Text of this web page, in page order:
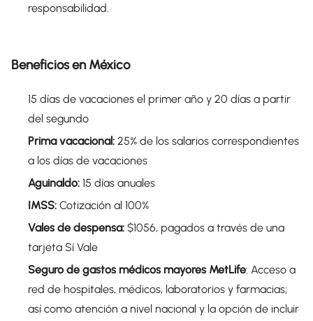
responsabilidad.
Beneficios en México
15 días de vacaciones el primer año y 20 días a partir
del segundo
Prima vacacional: 25% de los salarios correspondientes
a los días de vacaciones
Aguinaldo: 15 días anuales
IMSS: Cotización al 100%
Vales de despensa: $1056, pagados a través de una
tarjeta Sí Vale
Seguro de gastos médicos mayores MetLife: Acceso a
red de hospitales, médicos, laboratorios y farmacias;
así como atención a nivel nacional y la opción de incluir